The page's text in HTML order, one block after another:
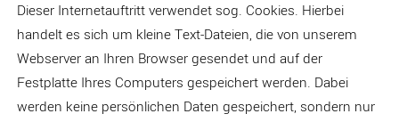
Dieser Internetauftritt verwendet sog. Cookies. Hierbei
handelt es sich um kleine Text-Dateien, die von unserem
Webserver an Ihren Browser gesendet und auf der
Festplatte Ihres Computers gespeichert werden. Dabei
werden keine persönlichen Daten gespeichert, sondern nur